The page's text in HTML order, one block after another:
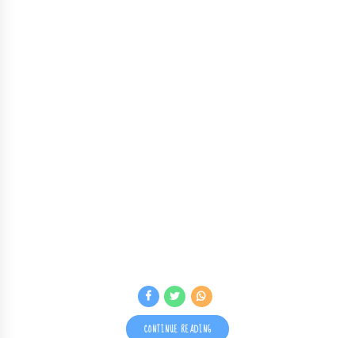
CONTINUE READING